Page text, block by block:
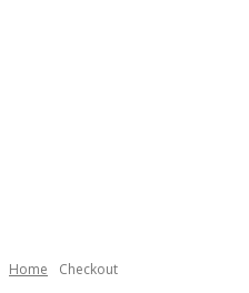
Home Checkout